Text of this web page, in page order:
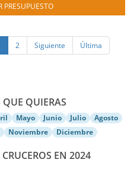
PRESUPUESTO
2 Siguiente Última
QUE QUIERAS
Mayo Junio Julio
Agosto
Noviembre Diciembre
EN 2024